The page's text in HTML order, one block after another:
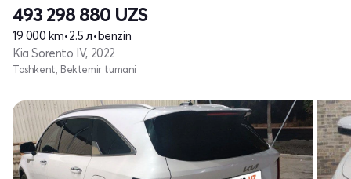
493 298 880 UZS
19 000 km•2.5 л• benzin
Kia Sorento IV, 2022
Toshkent, Bektemir tumani